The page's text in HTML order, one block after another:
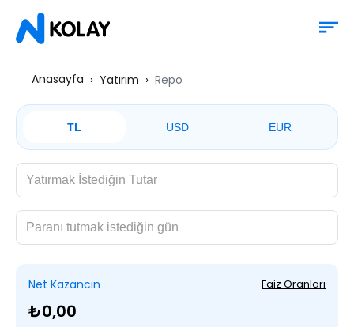
Anasayfa Yatırım Repo
TL USD EUR
Faiz Oranları
Net Kazancın
₺0,00